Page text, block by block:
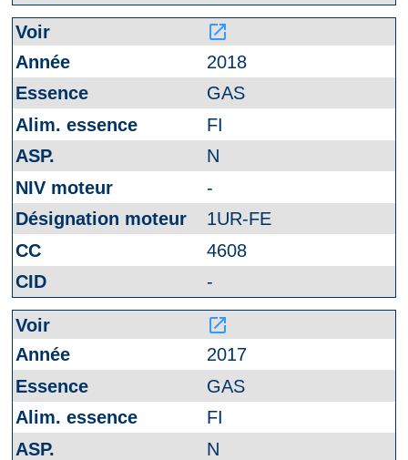
launch
2018
GAS
FI
N
-
1UR-FE
4608
-
launch
2017
GAS
FI
N